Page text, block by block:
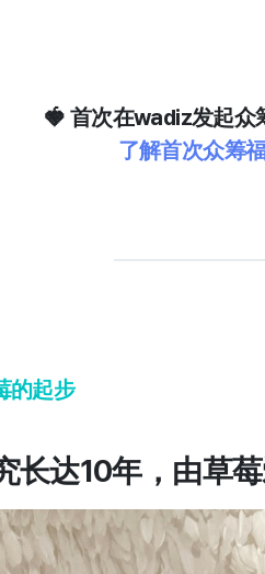
🍓 首次在wadiz发起众
了解首次众筹
的起步
长达10年，由草